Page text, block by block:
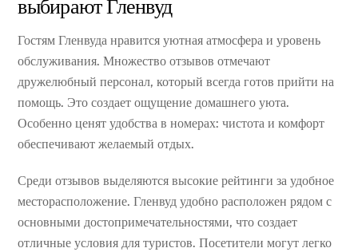
выбирают Гленвуд
Гостям Гленвуда нравится уютная атмосфера и уровень
обслуживания. Множество отзывов отмечают
дружелюбный персонал, который всегда готов прийти на
помощь. Это создает ощущение домашнего уюта.
Особенно ценят удобства в номерах: чистота и комфорт
обеспечивают желаемый отдых.
Среди отзывов выделяются высокие рейтинги за удобное
месторасположение. Гленвуд удобно расположен рядом с
основными достопримечательностями, что создает
отличные условия для туристов. Посетители могут легко